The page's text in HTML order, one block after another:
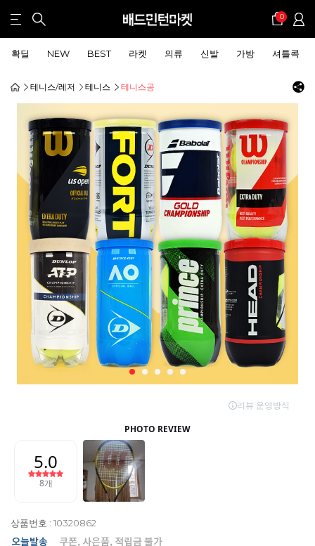
0
확딜 NEW BEST 라켓 의류 신발 가방 셔틀콕
테니스/레저 테니스 테니스공
상품번호 : 10320862